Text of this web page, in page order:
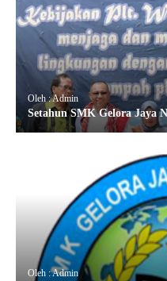
Oleh : Admin
Setahun SMK Gelora Jaya
Oleh : Admin